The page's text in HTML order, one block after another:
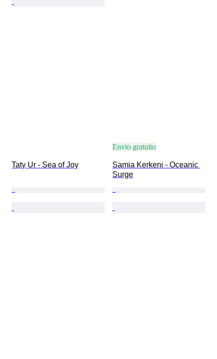
Taty Ur - Sea of Joy
Envio gratuito
Samia Kerkeni - Oceanic
Surge